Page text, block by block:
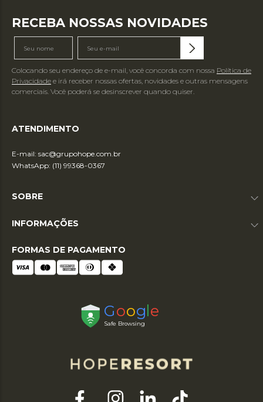
RECEBA NOSSAS NOVIDADES
Colocando seu endereço de e-mail, você concorda com nossa Política de
Privacidade e irá receber nossas ofertas, novidades e outras mensagens
comerciais. Você poderá se desinscrever quando quiser.
ATENDIMENTO
E-mail: sac@grupohope.com.br
WhatsApp: (11) 99368-0367
SOBRE
INFORMAÇÕES
FORMAS DE PAGAMENTO